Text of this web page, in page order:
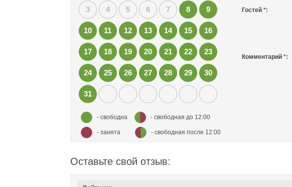
3 4 5 6 7 8 9
10 11 12 13 14 15 16
17 18 19 20 21 22 23
24 25 26 27 28 29 30
31
- свободна - свободная до 12:00
- занята - свободная после 12:00
Гостей *:
Комментарий *:
Оставьте свой отзыв: